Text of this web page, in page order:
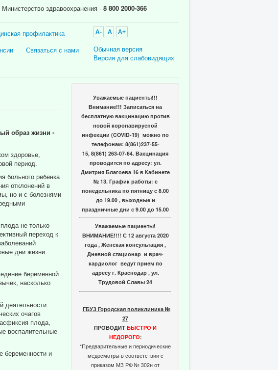
Министерство здравоохранения - 8 800 2000-366
A- A A+
Обычная версия
Версия для слабовидящих
профилактика
Связаться с нами
образ жизни -
здоровье,
период.
больного ребенка
отклонений в
но и с болезнями
не только
переход к
дни жизни
беременной
насколько
деятельности
очагов
плода,
воспалительные
беременности и
Уважаемые пациенты!!!
Внимание!!! Записаться на
бесплатную вакцинацию против
новой коронавирусной
инфекции (COVID-19) можно по
телефонам: 8(861)237-55-
15, 8(861) 263-07-64. Вакцинация
проводится по адресу: ул.
Дмитрия Благоева 16 в Кабинете
№ 13. График работы: с
понедельника по пятницу с 8.00
до 19.00 , выходные и
праздничные дни с 9.00 до 15.00
Уважаемые пациенты!
ВНИМАНИЕ!!!! С 12 августа 2020
года , Женская консультация ,
Дневной стационар и врач-
кардиолог ведут прием по
адресу г. Краснодар , ул.
Трудовой Славы 24
ГБУЗ Городская поликлиника №
27
ПРОВОДИТ БЫСТРО И
НЕДОРОГО:
*Предварительные и периодические
медосмотры в соответствии с
приказом МЗ РФ № 302н от